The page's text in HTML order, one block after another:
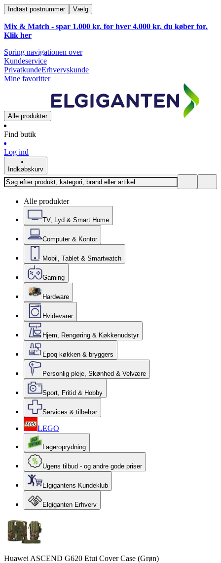
Indtast postnummer Vælg
Mix & Match - spar 1.000 kr. for hver 4.000 kr. du køber for.
Klik her
Spring navigationen over
Kundeservice
PrivatkundeErhvervskunde
Mine favoritter
Alle produkter
Find butik
Log ind
Indkøbskurv
Alle produkter
TV, Lyd & Smart Home
Computer & Kontor
Mobil, Tablet & Smartwatch
Gaming
Hardware
Hvidevarer
Hjem, Rengøring & Køkkenudstyr
Epoq køkken & bryggers
Personlig pleje, Skønhed & Velvære
Sport, Fritid & Hobby
Services & tilbehør
LEGO
Lageroprydning
Ugens tilbud - og andre gode priser
Elgigantens Kundeklub
Elgiganten Erhverv
Huawei ASCEND G620 Etui Cover Case (Grøn)